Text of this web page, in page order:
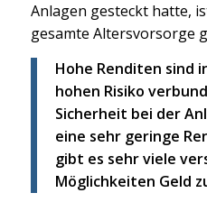
Anlagen gesteckt hatte,
gesamte Altersvorsorge
Hohe Renditen sind
hohen Risiko
Sicherheit bei der
eine sehr geringe
gibt es sehr viele
Möglichkeiten Geld